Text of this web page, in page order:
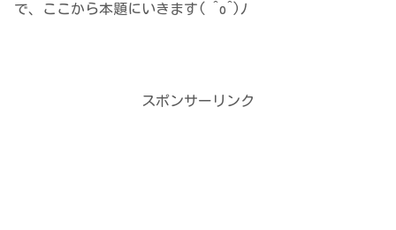
で、ここから本題にいきます( ^o^)ﾉ
スポンサーリンク